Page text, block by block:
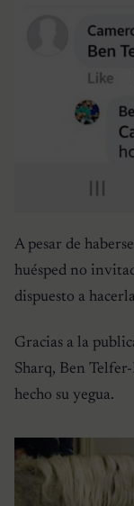
A pesar de
huésped no
dispuesto a
Gracias a la
Sharq, Ben
hecho su yegua.